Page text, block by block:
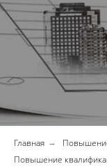
Главная →
Повышение